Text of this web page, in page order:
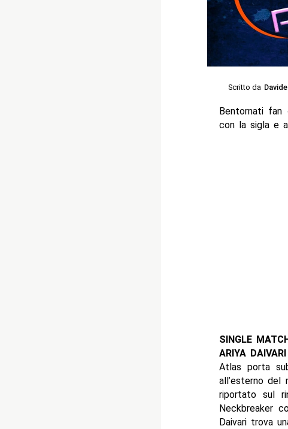
Scritto da
Bentornati fan
con la sigla e
SINGLE
ARIYA
Atlas porta
all’esterno del
riportato sul
Neckbreaker
Daivari trova